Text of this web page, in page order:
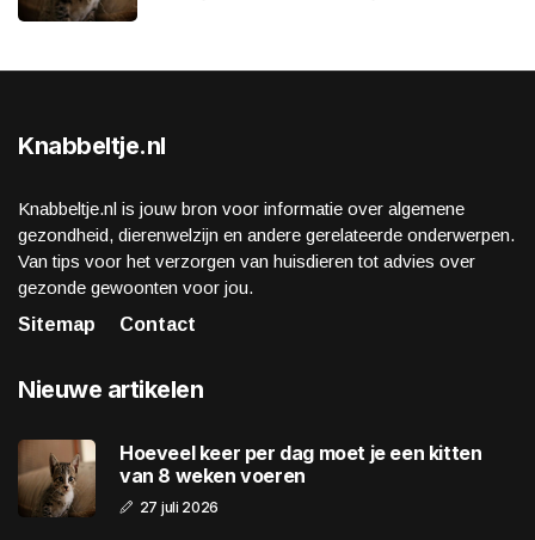
Knabbeltje.nl
Knabbeltje.nl is jouw bron voor informatie over algemene
gezondheid, dierenwelzijn en andere gerelateerde onderwerpen.
Van tips voor het verzorgen van huisdieren tot advies over
gezonde gewoonten voor jou.
Sitemap
Contact
Nieuwe artikelen
Hoeveel keer per dag moet je een kitten
van 8 weken voeren
27 juli 2026